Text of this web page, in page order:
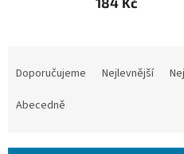
Doporučujeme Nejlevnější
Abecedně